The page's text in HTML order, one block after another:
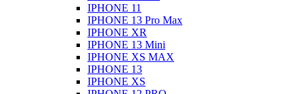
IPHONE 11
IPHONE 13 Pro Max
IPHONE XR
IPHONE 13 Mini
IPHONE XS MAX
IPHONE 13
IPHONE XS